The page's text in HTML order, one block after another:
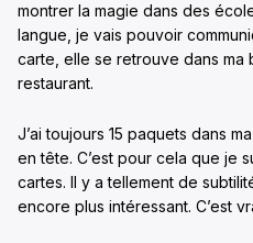
montrer la magie dans des
langue, je vais pouvoir
carte, elle se retrouve dans
restaurant.
J’ai toujours 15 paquets dans
en tête. C’est pour cela que je
cartes. Il y a tellement de
encore plus intéressant. C’est